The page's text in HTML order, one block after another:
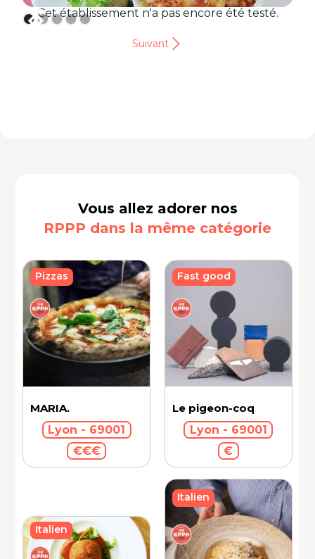
Cet établissement n'a pas encore été testé.
Suivant
Vous allez adorer nos
RPPP dans la même catégorie
MARIA.
Lyon - 69001
€€€
Pizzas
Le pigeon-coq
Lyon - 69001
€
Fast good
Italien
Italien